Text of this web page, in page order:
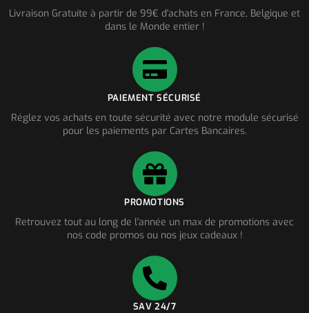
Livraison Gratuite à partir de 99€ d'achats en France, Belgique et
dans le Monde entier !
PAIEMENT SÉCURISÉ
Réglez vos achats en toute sécurité avec notre module sécurisé
pour les paiements par Cartes Bancaires.
PROMOTIONS
Retrouvez tout au long de l'année un max de promotions avec
nos code promos ou nos jeux cadeaux !
SAV 24/7